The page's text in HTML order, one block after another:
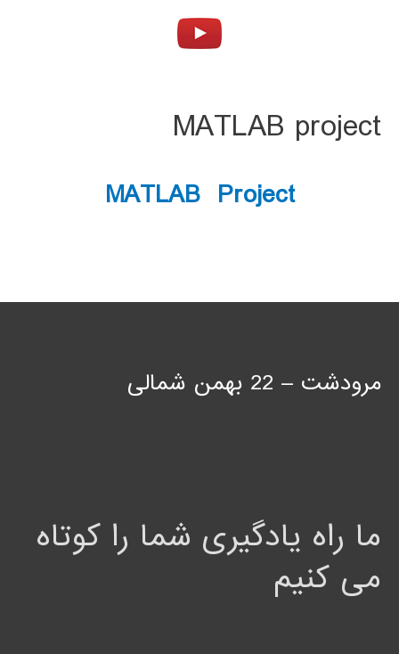
MATLAB project
MATLAB Project
مرودشت – 22 بهمن شمالی
ما راه یادگیری شما را کوتاه
می کنیم